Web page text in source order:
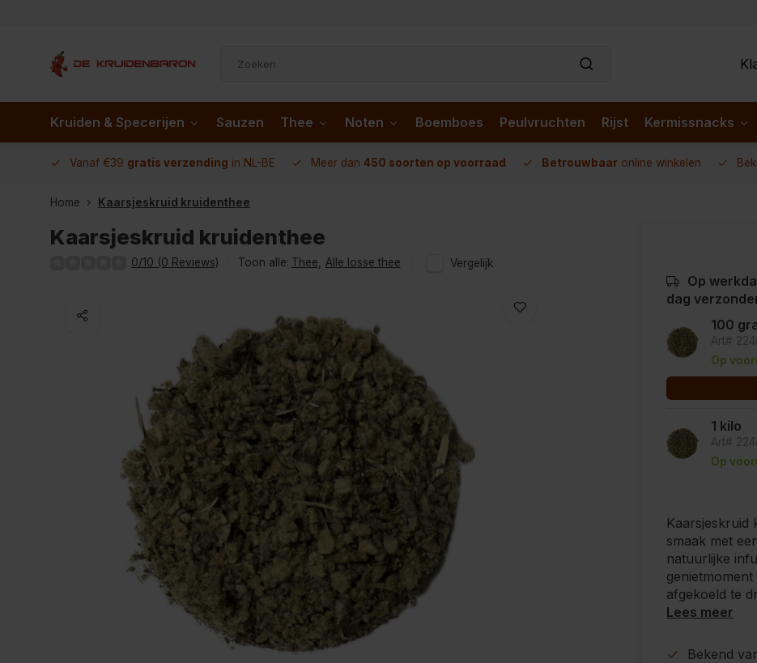
Kruiden & Specerijen Sauzen Thee Noten Boemboes Peulvruchten Rijst Kermissnacks
Vanaf €39 gratis verzending in NL-BE Meer dan 450 soorten op voorraad Betrouwbaar online winkelen
Home Kaarsjeskruid kruidenthee
Kaarsjeskruid kruidenthee
0/10 (0 Reviews) Toon alle: Thee Alle losse thee Vergelijk
Op
dag
100
Art#
Op
1 kilo
Art#
Op
Kaarsjeskruid
smaak met
natuurlijke
afgekoeld te
Lees meer
Bekend